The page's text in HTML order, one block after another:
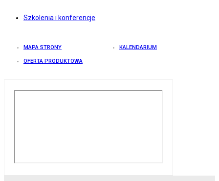
Szkolenia i konferencje
MAPA STRONY KALENDARIUM
OFERTA PRODUKTOWA